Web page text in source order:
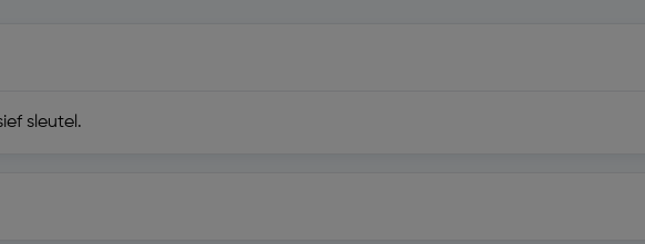
sleutel.